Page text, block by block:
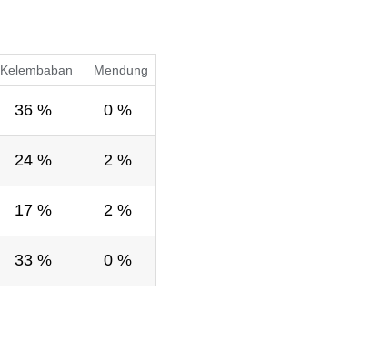
Kelembaban Mendung
36 % 0 %
24 % 2 %
17 % 2 %
33 % 0 %